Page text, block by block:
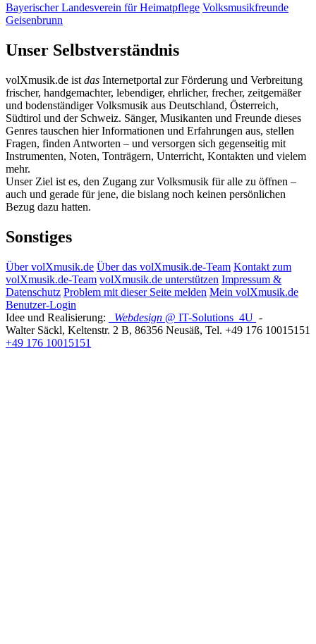
Bayerischer Landesverein für Heimatpflege Volksmusikfreunde
Geisenbrunn
Unser Selbstverständnis
volXmusik.de ist das Internetportal zur Förderung und Verbreitung
frischer, handgemachter, lebendiger, ehrlicher, frecher, zeitgemäßer
und bodenständiger Volksmusik aus Deutschland, Österreich,
Südtirol und der Schweiz. Sänger, Musikanten und Freunde dieses
Genres tauschen hier Informationen und Erfahrungen aus, stellen
Fragen, finden Antworten – und versorgen sich gegenseitig mit
Instrumenten, Noten, Tonträgern, Unterricht, Kontakten und vielem
mehr.
Unser Ziel ist es, den Zugang zur Volksmusik für alle zu öffnen –
auch und gerade für jene, die bislang noch keinen persönlichen
Bezug dazu hatten.
Sonstiges
Über volXmusik.de Über das volXmusik.de-Team Kontakt zum
volXmusik.de-Team volXmusik.de unterstützen Impressum &
Datenschutz Problem mit dieser Seite melden Mein volXmusik.de
Benutzer-Login
Idee und Realisierung:
Webdesign @ IT-Solutions 4U -
Walter Säckl, Keltenstr. 2 B, 86356 Neusäß, Tel. +49 176 10015151
+49 176 10015151